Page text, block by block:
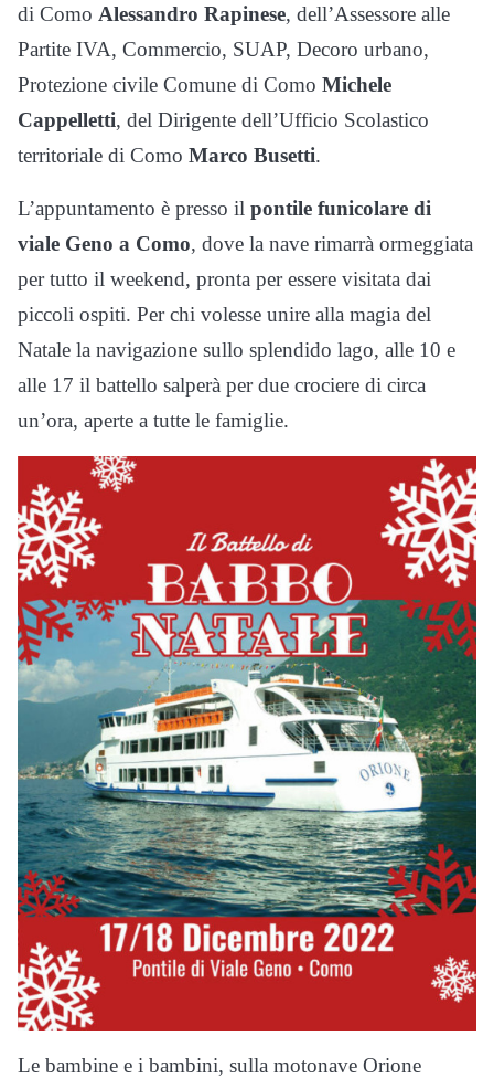
di Como Alessandro Rapinese, dell’Assessore alle
Partite IVA, Commercio, SUAP, Decoro urbano,
Protezione civile Comune di Como Michele
Cappelletti, del Dirigente dell’Ufficio Scolastico
territoriale di Como Marco Busetti.
L’appuntamento è presso il pontile funicolare di
viale Geno a Como, dove la nave rimarrà ormeggiata
per tutto il weekend, pronta per essere visitata dai
piccoli ospiti. Per chi volesse unire alla magia del
Natale la navigazione sullo splendido lago, alle 10 e
alle 17 il battello salperà per due crociere di circa
un’ora, aperte a tutte le famiglie.
Le bambine e i bambini, sulla motonave Orione